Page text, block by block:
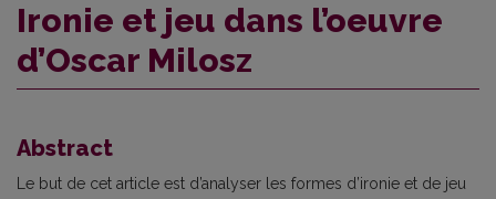
Ironie et jeu dans l’oeuvre
d’Oscar Milosz
Abstract
Le but de cet article est d’analyser les formes d’ironie et de jeu